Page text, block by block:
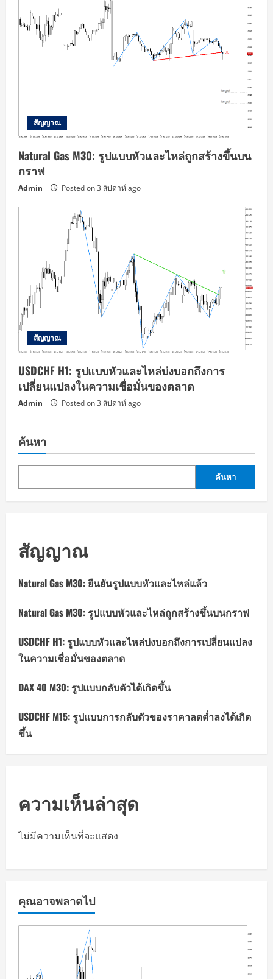
สัญญาณ
Natural Gas M30: รูปแบบหัวและไหล่ถูกสร้างขึ้นบน
กราฟ
Admin Posted on 3 สัปดาห์ ago
สัญญาณ
USDCHF H1: รูปแบบหัวและไหล่บ่งบอกถึงการ
เปลี่ยนแปลงในความเชื่อมั่นของตลาด
Admin Posted on 3 สัปดาห์ ago
ค้นหา
ค้นหา
สัญญาณ
Natural Gas M30: ยืนยันรูปแบบหัวและไหล่แล้ว
Natural Gas M30: รูปแบบหัวและไหล่ถูกสร้างขึ้นบนกราฟ
USDCHF H1: รูปแบบหัวและไหล่บ่งบอกถึงการเปลี่ยนแปลง
ในความเชื่อมั่นของตลาด
DAX 40 M30: รูปแบบกลับตัวได้เกิดขึ้น
USDCHF M15: รูปแบบการกลับตัวของราคาลดต่ำลงได้เกิด
ขึ้น
ความเห็นล่าสุด
ไม่มีความเห็นที่จะแสดง
คุณอาจพลาดไป